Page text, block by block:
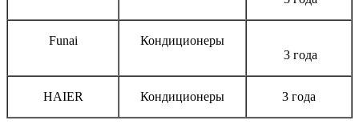
Funai
Кондиционеры
3 года
HAIER Кондиционеры 3 года